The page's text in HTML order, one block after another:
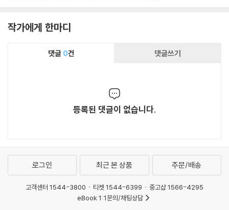
작가에게 한마디
댓글 0건 댓글쓰기
등록된 댓글이 없습니다.
로그인 최근 본 상품 주문/배송
고객센터 1544-3800 티켓 1544-6399
중고샵 1566-4295
eBook 1:1문의/채팅상담